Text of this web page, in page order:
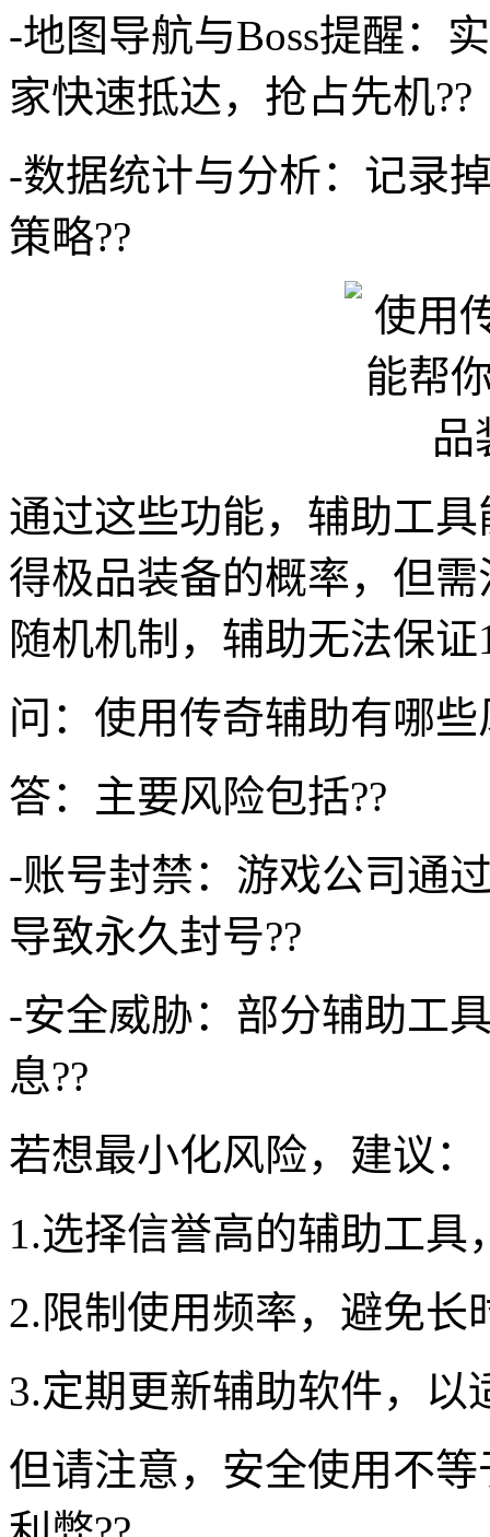
-地图导航与Boss提醒：
家快速抵达，抢占先机??
-数据统计与分析：记录
策略??
通过这些功能，辅助工
得极品装备的概率，但
随机机制，辅助无法保证
问：使用传奇辅助有哪
答：主要风险包括??
-账号封禁：游戏公司通
导致永久封号??
-安全威胁：部分辅助工
息??
若想最小化风险，建议：
1.选择信誉高的辅助工具
2.限制使用频率，避免长
3.定期更新辅助软件，以
但请注意，安全使用不